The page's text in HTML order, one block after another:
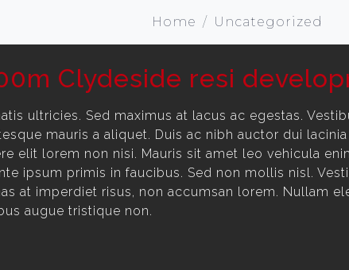
Home Uncategorized
Clydeside resi
ultricies. Sed maximus at lacus ac egestas.
mauris a aliquet. Duis ac nibh auctor dui
elit lorem non nisi. Mauris sit amet leo vehicula
ipsum primis in faucibus. Sed non mollis nisl.
at imperdiet risus, non accumsan lorem. Nullam
augue tristique non.